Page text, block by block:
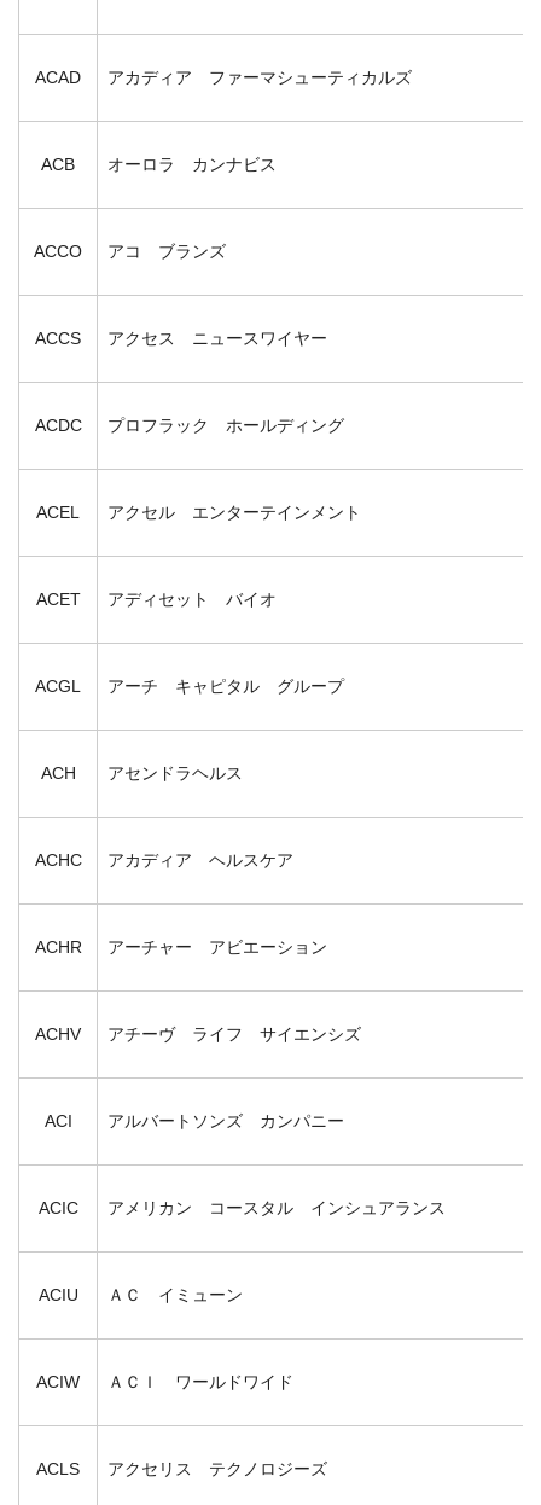
ACAD アカディア ファーマシューティカルズ
ACB オーロラ カンナビス
ACCO アコ ブランズ
ACCS アクセス ニュースワイヤー
ACDC プロフラック ホールディング
ACEL アクセル エンターテインメント
ACET アディセット バイオ
ACGL アーチ キャピタル グループ
ACH アセンドラヘルス
ACHC アカディア ヘルスケア
ACHR アーチャー アビエーション
ACHV アチーヴ ライフ サイエンシズ
ACI アルバートソンズ カンパニー
ACIC アメリカン コースタル インシュアランス
ACIU ＡＣ イミューン
ACIW ＡＣＩ ワールドワイド
ACLS アクセリス テクノロジーズ